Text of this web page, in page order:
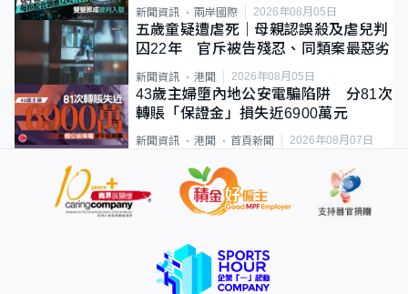
新聞資訊 兩岸國際 2026年08月05日
五歲童疑遭虐死｜母親認誤殺及虐兒判
囚22年 官斥被告殘忍、同類案最惡劣
新聞資訊 港聞 2026年08月05日
43歲主婦墮內地公安電騙陷阱 分81次
轉賬「保證金」損失近6900萬元
新聞資訊 港聞 首頁新聞 2026年08月07日